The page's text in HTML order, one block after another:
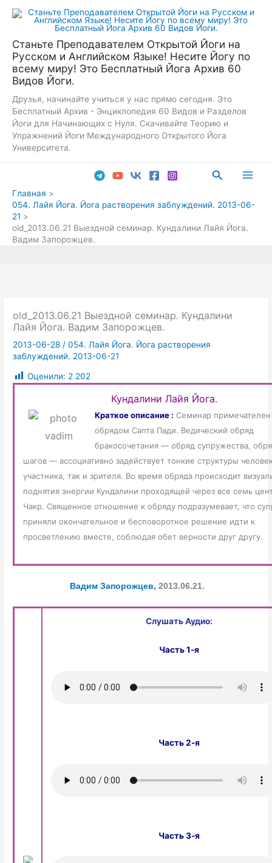
Перейти
Станьте Преподавателем Открытой Йоги на
Русском и Английском Языке! Несите Йогу по
всему миру! Это Бесплатный Йога Архив 60
Видов Йоги.
Друзья, начинайте учиться у нас прямо сегодня. Это
Бесплатный Архив - Энциклопедия 60 Видов и Разделов
Йоги для Начинающих с Нуля. Скачивайте Теорию и
Упражнений Йоги Международного Открытого Йога
Университета.
Поиск
Главная
054. Лайя Йога. Йога растворения заблуждений. 2013-06-
21
old_2013.06.21 Выездной семинар. Кундалини Лайя Йога.
Вадим Запорожцев.
old_2013.06.21 Выездной семинар. Кундалини
Лайя Йога. Вадим Запорожцев.
2013-06-28 /054. Лайя Йога. Йога растворения
заблуждений. 2013-06-21
Оценили: 2 202
Кундалини Лайя Йога.
Краткое описание : Семинар примечателен
обрядом Сапта Пади. Ведический обряд
бракосочетания — обряд супружества,
шагов — ассоциативно задействует тонкие структуры
участника, так и зрителя. Во время обряда происходит
поднятия энергии Кундалини проходящей через все семь
Чакр. Священное отношение к обряду подразумевает, что
приняли окончательное и бесповоротное решение идти к
просветлению вместе, соблюдая обет верности друг другу.
Вадим Запорожцев, 2013.06.21.
Слушать Аудио:
Часть 1-я
Часть 2-я
Часть 3-я